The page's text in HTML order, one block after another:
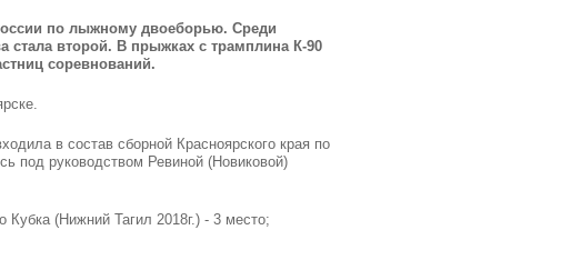
по лыжному двоеборью. Среди
стала второй. В прыжках с трамплина К-90
соревнований.
в состав сборной Красноярского края по
под руководством Ревиной (Новиковой)
(Нижний Тагил 2018г.) - 3 место;